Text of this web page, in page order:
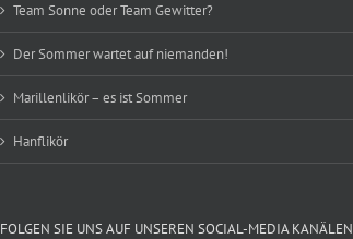
Team Sonne oder Team Gewitter?
Der Sommer wartet auf niemanden!
Marillenlikör – es ist Sommer
Hanflikör
FOLGEN SIE UNS AUF UNSEREN SOCIAL-MEDIA KANÄLEN